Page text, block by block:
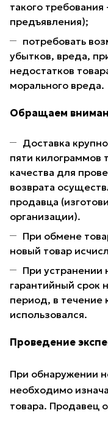
такого
предъявления);
потребовать
убытков, вреда,
недостатков
морального вреда.
Обращаем
Доставка
пяти килограммов
качества для
возврата
продавца
организации).
При обмене
новый товар
При устранении
гарантийный срок
период, в течение
использовался.
Проведение
При обнаружении
необходимо
товара. Продавец